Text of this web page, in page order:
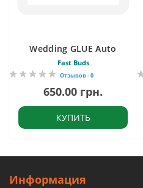
Wedding GLUE Auto
Fast Buds
Отзывов - 0
650.00 грн.
КУПИТЬ
Информация